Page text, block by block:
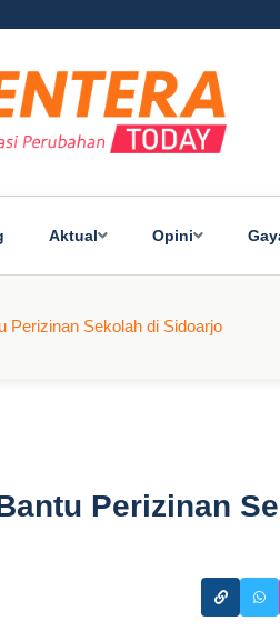
Aktual Opini
Perizinan Sekolah di Sidoarjo
Perizinan